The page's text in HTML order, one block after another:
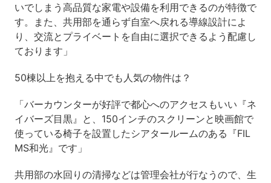
いでしまう高品質な家電や設備を利用できるのが特徴で
す。また、共用部を通らず自室へ戻れる導線設計によ
り、交流とプライベートを自由に選択できるよう配慮し
ております」
50棟以上を抱える中でも人気の物件は？
「バーカウンターが好評で都心へのアクセスもいい『ネ
イバーズ目黒』と、150インチのスクリーンと映画館で
使っている椅子を設置したシアタールームのある『FIL
MS和光』です」
共用部の水回りの清掃などは管理会社が行なうので、生